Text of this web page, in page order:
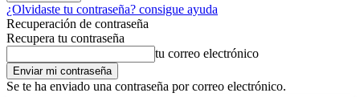
¿Olvidaste tu contraseña? consigue ayuda
Recuperación de contraseña
Recupera tu contraseña
tu correo electrónico
Se te ha enviado una contraseña por correo electrónico.